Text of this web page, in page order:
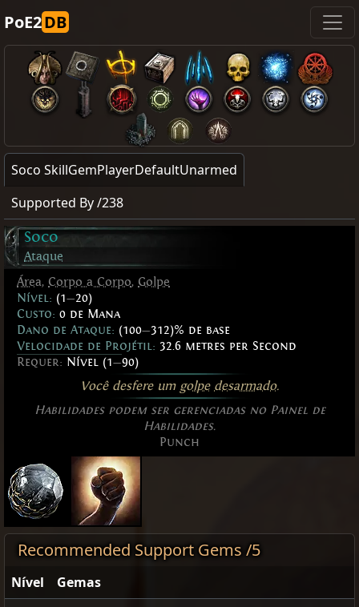
PoE2DB
Soco SkillGemPlayerDefaultUnarmed
Supported By /238
Soco
Ataque
Área, Corpo a Corpo, Golpe
Nível: (1—20)
Custo: 0 de Mana
Dano de Ataque: (100—312)% de base
Velocidade de Projétil: 32.6 metres per Second
Requer: Nível (1—90)
Você desfere um golpe desarmado.
Habilidades podem ser gerenciadas no Painel de
Habilidades.
Punch
Recommended Support Gems /5
Nível
Gemas